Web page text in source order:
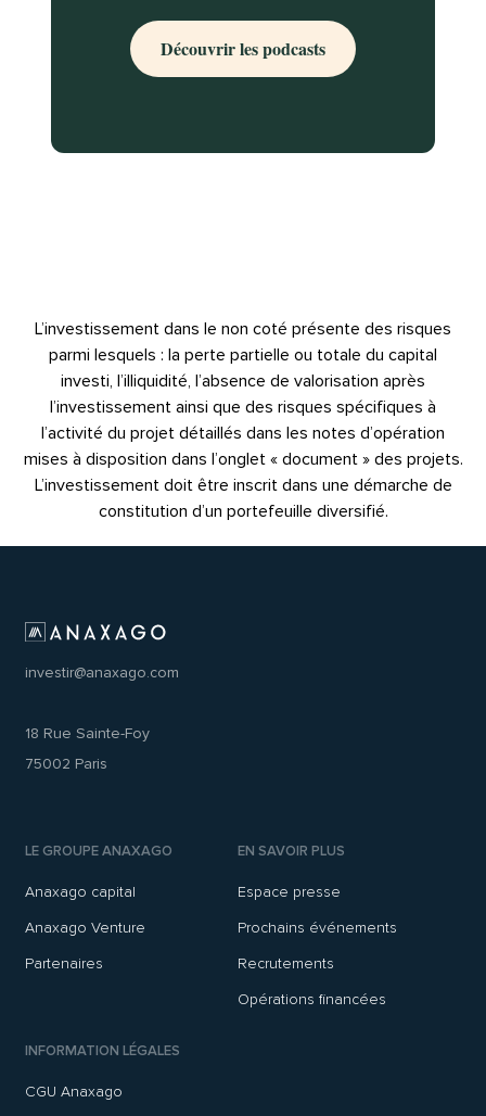
Découvrir les podcasts
L’investissement dans le non coté présente des risques
parmi lesquels : la perte partielle ou totale du capital
investi, l’illiquidité, l’absence de valorisation après
l’investissement ainsi que des risques spécifiques à
l’activité du projet détaillés dans les notes d’opération
mises à disposition dans l’onglet « document » des projets.
L’investissement doit être inscrit dans une démarche de
constitution d’un portefeuille diversifié.
investir@anaxago.com
18 Rue Sainte-Foy
75002 Paris
LE GROUPE ANAXAGO
Anaxago capital
Anaxago Venture
Partenaires
EN SAVOIR PLUS
Espace presse
Prochains événements
Recrutements
Opérations financées
INFORMATION LÉGALES
CGU Anaxago